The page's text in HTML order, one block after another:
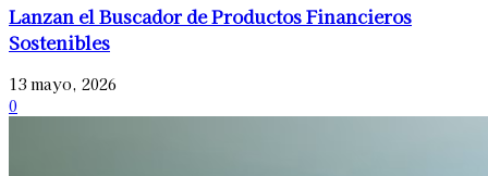
Lanzan el Buscador de Productos Financieros
Sostenibles
13 mayo, 2026
0